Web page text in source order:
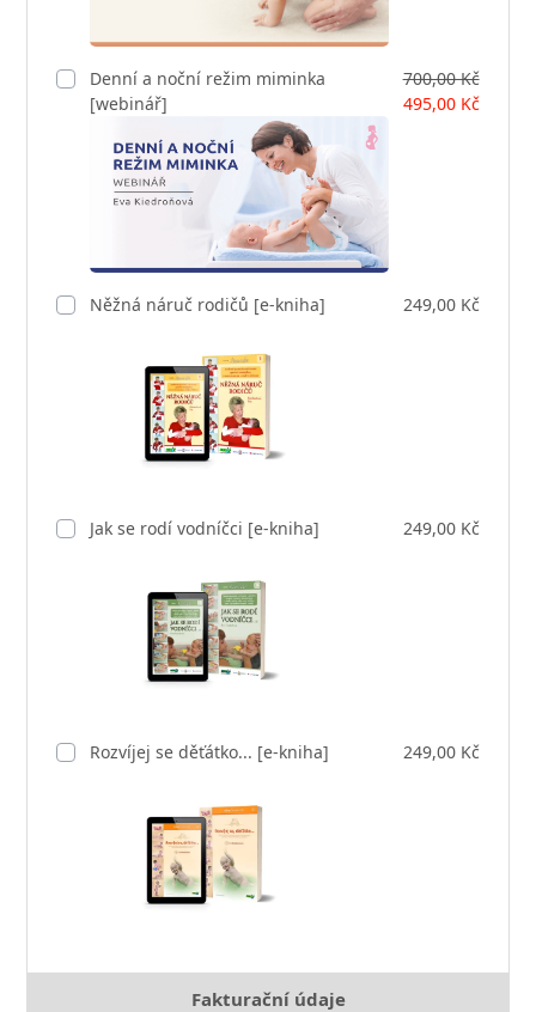
Denní a noční režim miminka
[webinář]
700,00 Kč
495,00 Kč
Něžná náruč rodičů [e-kniha] 249,00 Kč
Jak se rodí vodníčci [e-kniha] 249,00 Kč
Rozvíjej se děťátko... [e-kniha] 249,00 Kč
Fakturační údaje